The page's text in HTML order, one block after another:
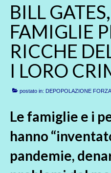
BILL
FAMIGLIE
RICCHE
I LORO
postato in: DEPOPOLAZIONE
Le famiglie e i
hanno
pandemie,